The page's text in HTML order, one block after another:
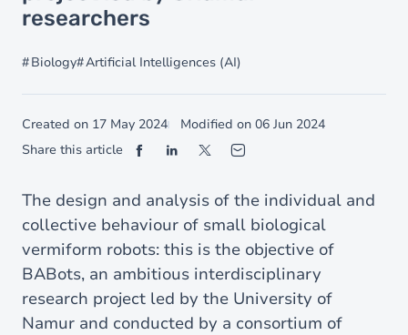
researchers
Biology Artificial Intelligences (AI)
Created on 17 May 2024 Modified on 06 Jun 2024
Share this article
The design and analysis of the individual and
collective behaviour of small biological
vermiform robots: this is the objective of
BABots, an ambitious interdisciplinary
research project led by the University of
Namur and conducted by a consortium of